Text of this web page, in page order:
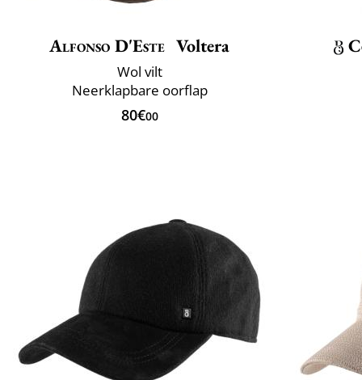
Alfonso D'Este Voltera
Wol vilt
Neerklapbare oorflap
80€00